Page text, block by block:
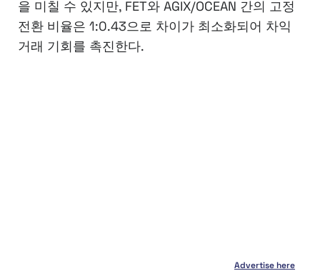
을 미칠 수 있지만, FET와 AGIX/OCEAN 간의 고정
전환 비율은 1:0.43으로 차이가 최소화되어 차익
거래 기회를 촉진한다.
Advertise here